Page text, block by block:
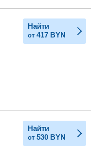
Найти
от 417 BYN
Найти
от 530 BYN